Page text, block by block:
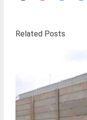
Related Posts